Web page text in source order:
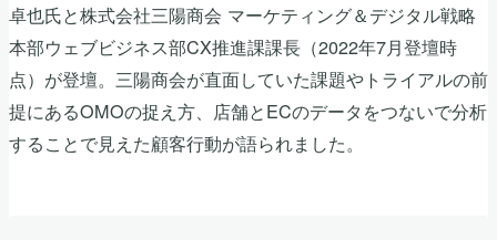
卓也氏と株式会社三陽商会 マーケティング＆デジタル戦略
本部ウェブビジネス部CX推進課課長（2022年7月登壇時
点）が登壇。三陽商会が直面していた課題やトライアルの前
提にあるOMOの捉え方、店舗とECのデータをつないで分析
することで見えた顧客行動が語られました。